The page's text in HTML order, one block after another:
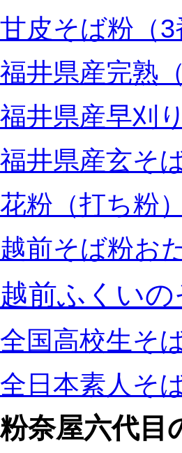
甘皮そば粉（3
福井県産完熟
福井県産早刈
福井県産玄そ
花粉（打ち粉）
越前そば粉お
越前ふくい
全国高校生そ
全日本素人そ
粉奈屋六代目